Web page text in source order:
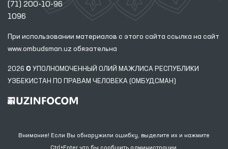
(71) 200-10-96
1096
При использовании материалов с этого сайта ссылка на сайт
www.ombudsman.uz обязательна
2026 © УПОЛНОМОЧЕННЫЙ ОЛИЙ МАЖЛИСА РЕСПУБЛИКИ
УЗБЕКИСТАН ПО ПРАВАМ ЧЕЛОВЕКА (ОМБУДСМАН)
Внимание! Если Вы обнаружили ошибку, выделите их и нажмите